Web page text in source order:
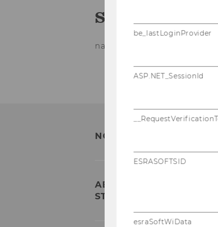
Sprech­stun­den
nach Ver­ein­ba­rung per E-​Mail
NOCH FRA­GEN?
ABTEILUNG FÜR
STEUERLEHRE
be_lastLoginProvider
ASP.NET_SessionId
ESRASOFTSID
esraSoftWiData